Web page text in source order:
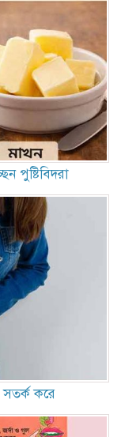
পুষ্টিবিদরা
করে